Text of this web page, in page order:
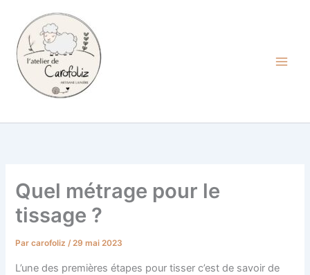
contenu
Quel métrage pour le
tissage ?
Parcarofoliz/29 mai 2023
L’une des premières étapes pour tisser c’est de savoir de